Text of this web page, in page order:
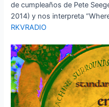
de cumpleaños de Pete
2014) y nos interpreta
RKVRADIO